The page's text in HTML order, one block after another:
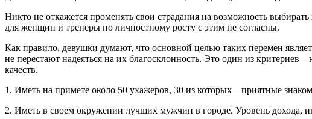
Никто не откажется променять свои страдания на возможность
для женщин и тренеры по личностному росту с этим не согласны.
Как правило, девушки думают, что основной целью таких перемен
не перестают надеяться на их благосклонность. Это один из
качеств.
1. Иметь на примете около 50 ухажеров, 30 из которых – приятные
2. Иметь в своем окружении лучших мужчин в городе. Уровень дохода,